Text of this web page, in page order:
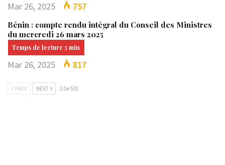
Mar 26, 2025 757
Bénin : compte rendu intégral du Conseil des Ministres
du mercredi 26 mars 2025
Mar 26, 2025 817
PREV NEXT 1 De 533